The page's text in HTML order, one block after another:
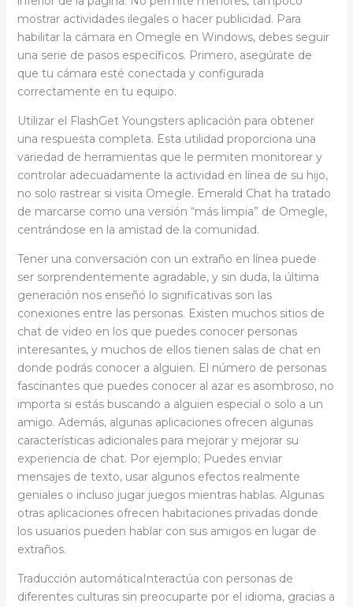
mostrar actividades ilegales o hacer publicidad. Para
habilitar la cámara en Omegle en Windows, debes seguir
una serie de pasos específicos. Primero, asegúrate de
que tu cámara esté conectada y configurada
correctamente en tu equipo.
Utilizar el FlashGet Youngsters aplicación para obtener
una respuesta completa. Esta utilidad proporciona una
variedad de herramientas que le permiten monitorear y
controlar adecuadamente la actividad en línea de su hijo,
no solo rastrear si visita Omegle. Emerald Chat ha tratado
de marcarse como una versión “más limpia” de Omegle,
centrándose en la amistad de la comunidad.
Tener una conversación con un extraño en línea puede
ser sorprendentemente agradable, y sin duda, la última
generación nos enseñó lo significativas son las
conexiones entre las personas. Existen muchos sitios de
chat de video en los que puedes conocer personas
interesantes, y muchos de ellos tienen salas de chat en
donde podrás conocer a alguien. El número de personas
fascinantes que puedes conocer al azar es asombroso, no
importa si estás buscando a alguien especial o solo a un
amigo. Además, algunas aplicaciones ofrecen algunas
características adicionales para mejorar y mejorar su
experiencia de chat. Por ejemplo; Puedes enviar
mensajes de texto, usar algunos efectos realmente
geniales o incluso jugar juegos mientras hablas. Algunas
otras aplicaciones ofrecen habitaciones privadas donde
los usuarios pueden hablar con sus amigos en lugar de
extraños.
Traducción automáticaInteractúa con personas de
diferentes culturas sin preocuparte por el idioma, gracias a